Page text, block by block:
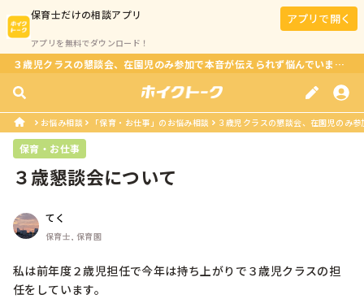
保育士だけの相談アプリ
アプリを無料でダウンロード！
アプリで開く
３歳児クラスの懇談会、在園児のみ参加で本音が伝えられず悩んでいます。アドバイスをお願いします
お悩み相談 「保育・お仕事」のお悩み相談 ３歳児クラスの懇談会、在園児のみ
保育・お仕事
３歳懇談会について
てく
保育士, 保育園
私は前年度２歳児担任で今年は持ち上がりで３歳児クラスの担
任をしています。